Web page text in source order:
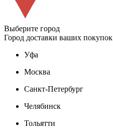
Выберите город
Город доставки ваших покупок
Уфа
Москва
Санкт-Петербург
Челябинск
Тольятти